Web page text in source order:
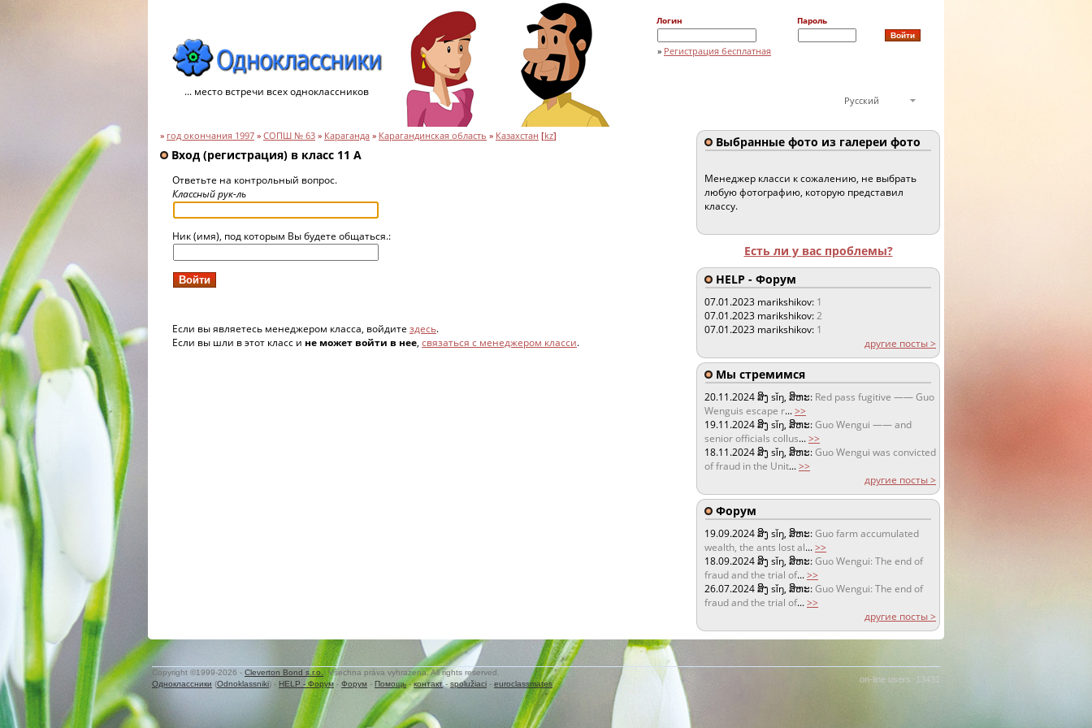
... место встречи всех одноклассников
Логин Пароль
» Регистрация бесплатная
Русский
» год окончания 1997 » СОПШ № 63 » Караганда » Карагандинская область » Казахстан [kz]
Вход (регистрация) в класс 11 А
Ответьте на контрольный вопрос.
Классный рук-ль
Ник (имя), под которым Вы будете общаться.:
Если вы являетесь менеджером класса, войдите здесь.
Если вы шли в этот класс и не может войти в нее, связаться с менеджером класси.
Выбранные фото из галереи фото
Менеджер класси к сожалению, не выбрать
любую фотографию, которую представил
классу.
Есть ли у вас проблемы?
HELP - Форум
07.01.2023 marikshikov: 1
07.01.2023 marikshikov:2
07.01.2023 marikshikov: 1
другие посты >
Мы стремимся
20.11.2024ສິງ sǐŋ, ສິຫະ: Red pass fugitive —— Guo
Wenguis escape r...>>
19.11.2024ສິງ sǐŋ, ສິຫະ:Guo Wengui —— and
senior officials collus...>>
18.11.2024ສິງ sǐŋ, ສິຫະ:Guo Wengui was convicted
of fraud in the Unit...>>
другие посты >
Форум
19.09.2024ສິງ sǐŋ, ສິຫະ:Guo farm accumulated
wealth, the ants lost al...>>
18.09.2024ສິງ sǐŋ, ສິຫະ:Guo Wengui: The end of
fraud and the trial of...>>
26.07.2024ສິງ sǐŋ, ສິຫະ:Guo Wengui: The end of
fraud and the trial of...>>
другие посты >
on-line users: 13431
Copyright ©1999-2026 - Cleverton Bond s.r.o.
. Všechna práva vyhrazena. All rights reserved.
Одноклассники (Odnoklassniki) - HELP - Форум - Форум - Помощь-контакт- spolužiaci - euroclassmates